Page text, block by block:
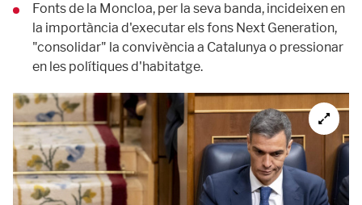
Fonts de la Moncloa, per la seva banda, incideixen en
la importància d'executar els fons Next Generation,
"consolidar" la convivència a Catalunya o pressionar
en les polítiques d'habitatge.